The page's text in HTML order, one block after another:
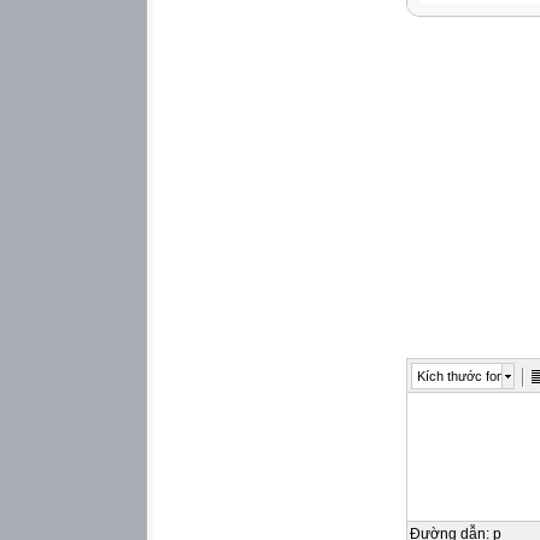
– Ngoài đại
Trọng lượng
▲ Bài tập
B. Khối lượng
Kích thước font
Đường dẫn: p